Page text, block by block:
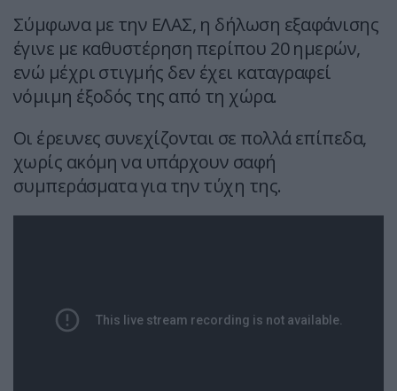
Σύμφωνα με την ΕΛΑΣ, η δήλωση εξαφάνισης
έγινε με καθυστέρηση περίπου 20 ημερών,
ενώ μέχρι στιγμής δεν έχει καταγραφεί
νόμιμη έξοδός της από τη χώρα.
Οι έρευνες συνεχίζονται σε πολλά επίπεδα,
χωρίς ακόμη να υπάρχουν σαφή
συμπεράσματα για την τύχη της.